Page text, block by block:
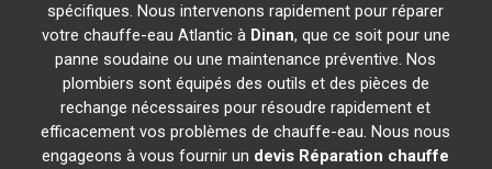
spécifiques. Nous intervenons rapidement pour réparer
votre chauffe-eau Atlantic à Dinan, que ce soit pour une
panne soudaine ou une maintenance préventive. Nos
plombiers sont équipés des outils et des pièces de
rechange nécessaires pour résoudre rapidement et
efficacement vos problèmes de chauffe-eau. Nous nous
engageons à vous fournir un devis Réparation chauffe